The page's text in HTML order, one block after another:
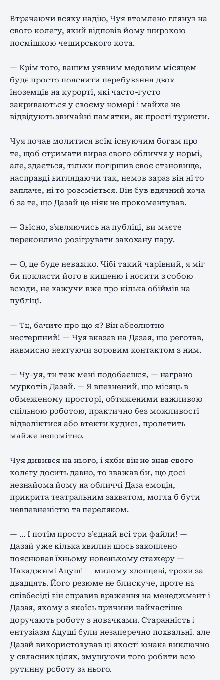
Втрачаючи всяку надію, Чуя втомлено глянув на
свого колегу, який відповів йому широкою
посмішкою чеширського кота.
— Крім того, вашим уявним медовим місяцем
буде просто пояснити перебування двох
іноземців на курорті, які часто-густо
закриваються у своєму номері і майже не
відвідують звичайні пам’ятки, як прості туристи.
Чуя почав молитися всім існуючим богам про
те, щоб стримати вираз свого обличчя у нормі,
але, здається, тільки погіршив своє становище,
насправді виглядаючи так, немов зараз він ні то
заплаче, ні то розсміється. Він був вдячний хоча
б за те, що Дазай це ніяк не прокоментував.
— Звісно, ​​з’являючись на публіці, ви маєте
переконливо розігрувати закохану пару.
— О, це буде неважко. Чібі такий чарівний, я міг
би покласти його в кишеню і носити з собою
всюди, не кажучи вже про кілька обіймів на
публіці.
— Тц, бачите про що я? Він абсолютно
нестерпний! — Чуя вказав на Дазая, що реготав,
навмисно нехтуючи зоровим контактом з ним.
— Чу-уя, ти теж мені подобаєшся, — награно
муркотів Дазай. — Я впевнений, що місяць в
обмеженому просторі, обтяженими важливою
спільною роботою, практично без можливості
відволіктися або втекти кудись, пролетить
майже непомітно.
Чуя дивився на нього, і якби він не знав свого
колегу досить давно, то вважав би, що досі
незнайома йому на обличчі Даза емоція,
прикрита театральним захватом, могла б бути
невпевненістю та переляком.
— … І потім просто з’єднай всі три файли! —
Дазай уже кілька хвилин щось захоплено
пояснював їхньому новенькому стажеру —
Накаджимі Ацуші — милому хлопцеві, трохи за
двадцять. Його резюме не блискуче, проте на
співбесіді він справив враження на менеджмент і
Дазая, якому з якоїсь причини найчастіше
доручають роботу з новачками. Старанність і
ентузіазм Ацуші були незаперечно похвальні, але
Дазай використовував ці якості юнака виключно
у свласних цілях, змушуючи того робити всю
рутинну роботу за нього.